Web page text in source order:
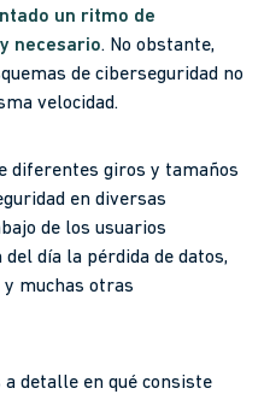
un ritmo de
necesario. No obstante,
de ciberseguridad no
velocidad.
diferentes giros y tamaños
en diversas
de los usuarios
día la pérdida de datos,
y muchas otras
detalle en qué consiste